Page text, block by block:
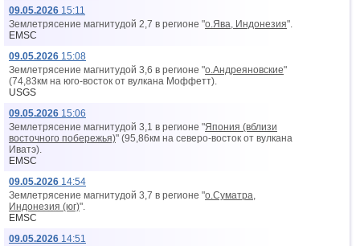
09.05.2026 15:11
Землетрясение магнитудой 2,7 в регионе "о.Ява, Индонезия".
EMSC
09.05.2026 15:08
Землетрясение магнитудой 3,6 в регионе "о.Андреяновские"
(74,83км на юго-восток от вyлкана Моффетт).
USGS
09.05.2026 15:06
Землетрясение магнитудой 3,1 в регионе "Япония (вблизи
восточного побережья)" (95,86км на северо-восток от вyлкана
Иватэ).
EMSC
09.05.2026 14:54
Землетрясение магнитудой 3,7 в регионе "о.Суматра,
Индонезия (юг)".
EMSC
09.05.2026 14:51